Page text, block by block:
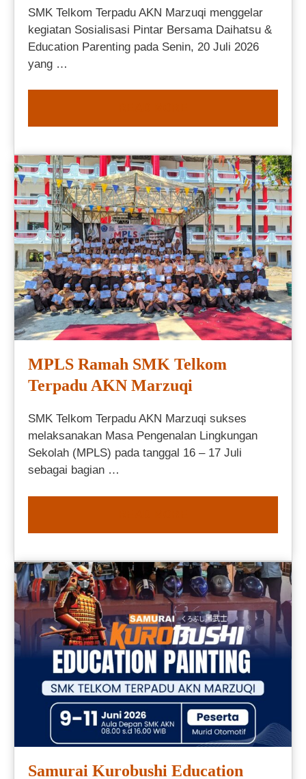
SMK Telkom Terpadu AKN Marzuqi menggelar
kegiatan Sosialisasi Pintar Bersama Daihatsu &
Education Parenting pada Senin, 20 Juli 2026
yang …
MPLS Ramah SMK Telkom
Terpadu AKN Marzuqi
SMK Telkom Terpadu AKN Marzuqi sukses
melaksanakan Masa Pengenalan Lingkungan
Sekolah (MPLS) pada tanggal 16 – 17 Juli
sebagai bagian …
Samurai Kurobushi Education